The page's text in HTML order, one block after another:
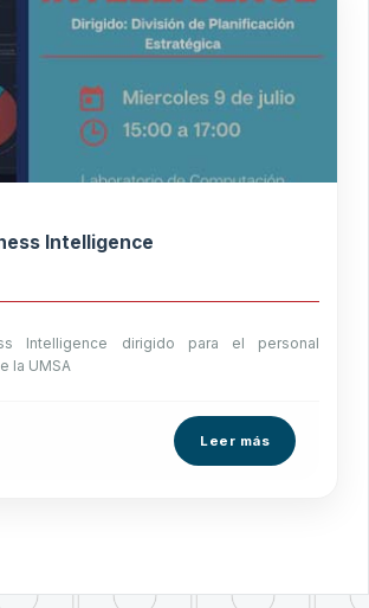
Intelligence
Intelligence dirigido para el personal
la UMSA
Leer más